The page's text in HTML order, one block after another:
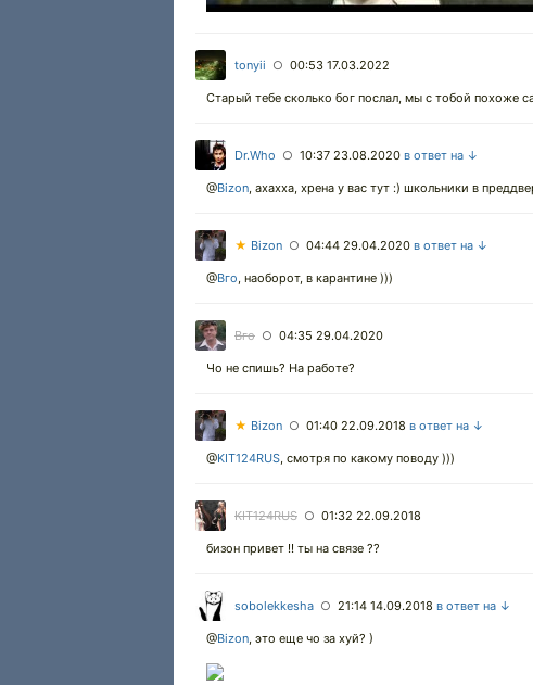
tonyii ○ 00:53 17.03.2022
Старый тебе сколько бог послал, мы с тобой похоже
Dr.Who ○ 10:37 23.08.2020 в ответ на ↓
@Bizon, ахахха, хрена у вас тут :) школьники в
★ Bizon ○ 04:44 29.04.2020 в ответ на ↓
@Вго, наоборот, в карантине )))
Вго ○ 04:35 29.04.2020
Чо не спишь? На работе?
★ Bizon ○ 01:40 22.09.2018 в ответ на ↓
@KIT124RUS, смотря по какому поводу )))
KIT124RUS ○ 01:32 22.09.2018
бизон привет !! ты на связе ??
sobolekkesha ○ 21:14 14.09.2018 в ответ на ↓
@Bizon, это еще чо за хуй? )